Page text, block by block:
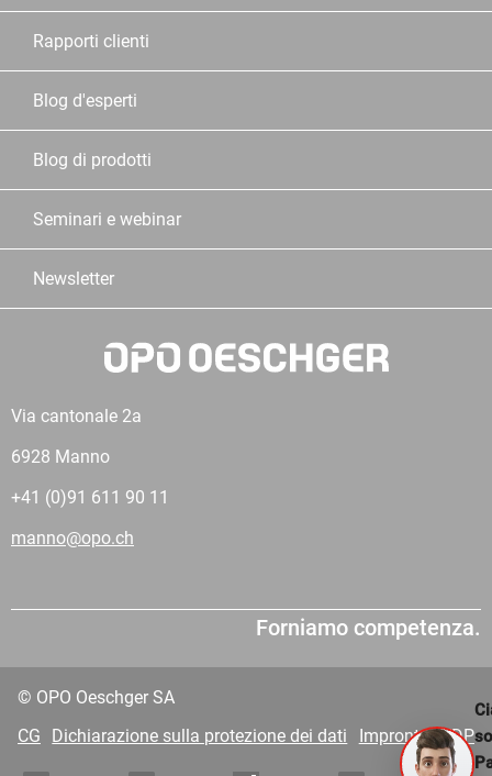
Rapporti clienti
Blog d'esperti
Blog di prodotti
Seminari e webinar
Newsletter
Via cantonale 2a
6928 Manno
+41 (0)91 611 90 11
manno@opo.ch
Forniamo competenza.
© OPO Oeschger SA
CG
Dichiarazione sulla protezione dei dati Impronta VDP